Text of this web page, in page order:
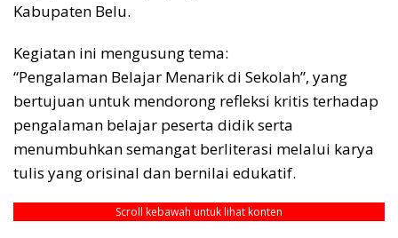
Kabupaten Belu.
Kegiatan ini mengusung tema:
“Pengalaman Belajar Menarik di Sekolah”, yang
bertujuan untuk mendorong refleksi kritis terhadap
pengalaman belajar peserta didik serta
menumbuhkan semangat berliterasi melalui karya
tulis yang orisinal dan bernilai edukatif.
Scroll kebawah untuk lihat konten